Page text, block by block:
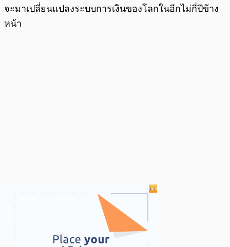
จะมาเปลี่ยนแปลงระบบการเงินของโลกในอีกไม่กี่ปีข้าง
หน้า